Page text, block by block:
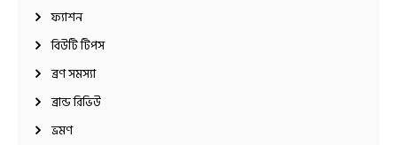
ফ্যাশন
বিউটি টিপস
ব্রণ সমস্যা
ব্রান্ড রিভিউ
ভ্রমণ